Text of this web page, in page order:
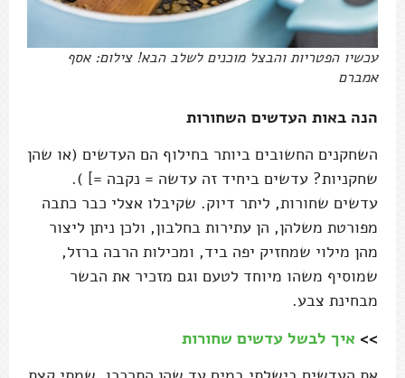
עכשיו הפטריות והבצל מוכנים לשלב הבא! צילום: אסף
אמברם
הנה באות העדשים השחורות
השחקנים החשובים ביותר בחילוף הם העדשים (או שהן
שחקניות? עדשים ביחיד זה עדשה = נקבה =] ).
עדשים שחורות, ליתר דיוק. שקיבלו אצלי כבר כתבה
מפורטת משלהן, הן עתירות בחלבון, ולכן ניתן ליצור
מהן מילוי שמחזיק יפה ביד, ומכילות הרבה ברזל,
שמוסיף משהו מיוחד לטעם וגם מזכיר את הבשר
מבחינת צבע.
>> איך לבשל עדשים שחורות